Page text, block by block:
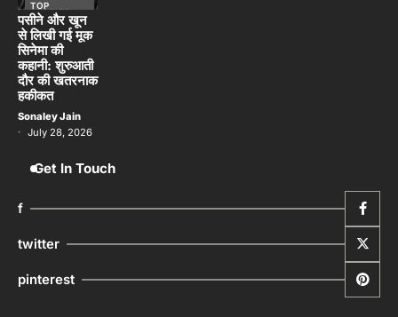
TOP
STORIES
पसीने और खून
से लिखी गई मूक
सिनेमा की
कहानी: शुरुआती
दौर की खतरनाक
हकीकत
Sonaley Jain
July 28, 2026
Get In Touch
f
twitter
pinterest